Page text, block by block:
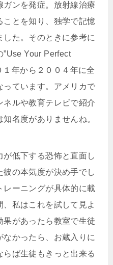
ガンを発症。放射線治療
とを知り、独学で記憶
た。そのときに参考に
”Use Your Perfect
１年から２００４年に全
ています。アメリカで
ルや教育テレビで紹介
名度がありませんね。
低下する恐怖と直面し
の本気度が決め手でし
ーニングが具体的に載
私はこれを試して見よ
果があったら教室で生徒
かったら、お蔵入りに
ば生徒もきっと出来る